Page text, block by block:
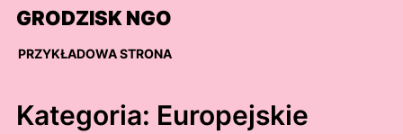
Skip
content
GRODZISK NGO
PRZYKŁADOWA STRONA
Kategoria: Europejskie